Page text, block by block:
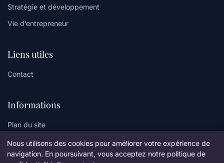
Stratégie et développement
Vie d’entrepreneur
Liens utiles
Contact
Informations
Plan du site
Nous utilisons des cookies pour améliorer votre expérience de
navigation. En poursuivant, vous acceptez notre politique de